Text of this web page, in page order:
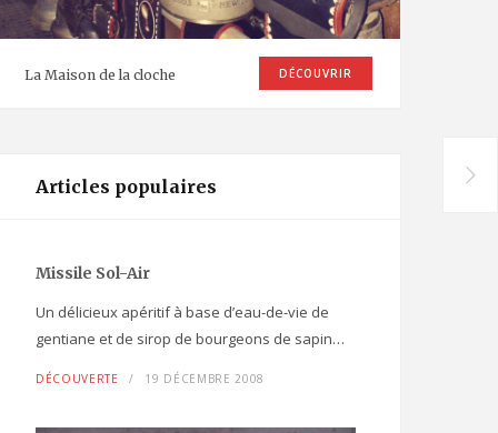
La Maison de la cloche DÉCOUVRIR
Articles populaires
Missile Sol-Air
Un délicieux apéritif à base d’eau-de-vie de
gentiane et de sirop de bourgeons de sapin…
DÉCOUVERTE 19 DÉCEMBRE 2008